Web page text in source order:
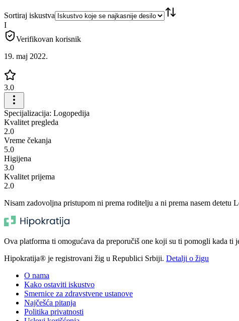
Sortiraj iskustva
I
Verifikovan korisnik
19. maj 2022.
3.0
Specijalizacija: Logopedija
Kvalitet pregleda
2.0
Vreme čekanja
5.0
Higijena
3.0
Kvalitet prijema
2.0
Nisam zadovoljna pristupom ni prema roditelju a ni prema nasem detetu
Ova platforma ti omogućava da preporučiš one koji su ti pomogli kada
Hipokratija® je registrovani žig u Republici Srbiji. Detalji o žigu
O nama
Kako ostaviti iskustvo
Smernice za zdravstvene ustanove
Najčešća pitanja
Politika privatnosti